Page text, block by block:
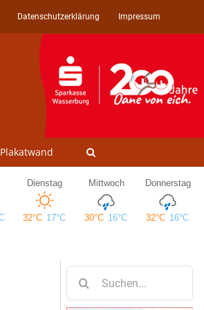
Datenschutzerklärung Impressum
Plakatwand
nach: